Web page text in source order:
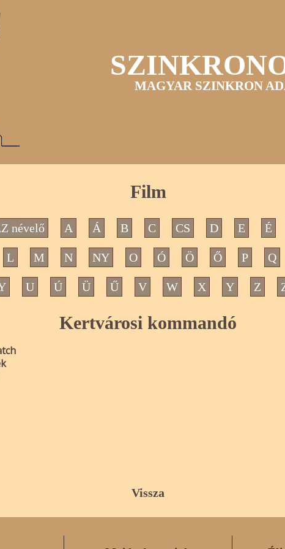
MAGYAR SZINKRON
Film
névelő A Á B C CS D E É
L M N NY O Ó Ö Ő P Q
U Ú Ü Ű V W X Y Z
Kertvárosi kommandó
Vissza